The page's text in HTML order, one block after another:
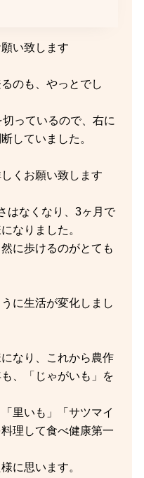
い致します
のも、やっとでし
っているので、右に
していました。
くお願い致します
はなくなり、3ヶ月で
なりました。
に歩けるのがとても
に生活が変化しまし
なり、これから農作
、「じゃがいも」を
里いも」「サツマイ
理して食べ健康第一
に思います。